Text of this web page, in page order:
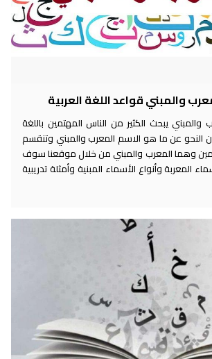
والمبني قواعد اللغة العربية
يبحث الكثير من الناس المهتمين باللغة
النحو عن ما هو الاسم المعرب والمبني وتنقسم
وهما المعرب والمبني من خلال موقعنا سوف
المعربة وأنواع الأسماء المبنية وأمثلة تدريبية